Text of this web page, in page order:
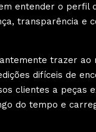
entender o perfil
transparência e
trazer ao
difíceis de
clientes a peças
do tempo e